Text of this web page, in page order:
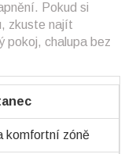
Pokud si
zkuste najít
pokoj, chalupa bez
komfortní zóně